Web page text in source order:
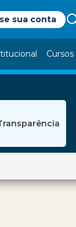
sua conta
Cursos